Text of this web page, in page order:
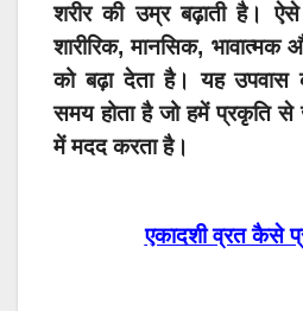
शरीर की उम्र बढ़ाती है।
शारीरिक, मानसिक, भावात्मक
को बढ़ा देता है। यह
समय होता है जो हमें प्रकृति
में मदद करता है।
एकादशी व्रत कैसे